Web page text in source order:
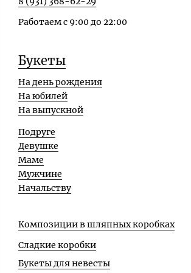
Работаем с 9:00 до 22:00
Букеты
На день рождения
На юбилей
На выпускной
Подруге
Девушке
Маме
Мужчине
Начальству
Композиции в шляпных коробках
Сладкие коробки
Букеты для невесты